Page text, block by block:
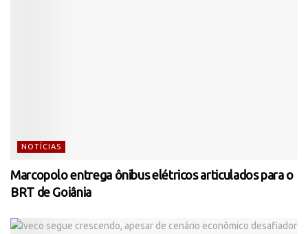
NOTÍCIAS
Marcopolo entrega ônibus elétricos articulados para o
BRT de Goiânia